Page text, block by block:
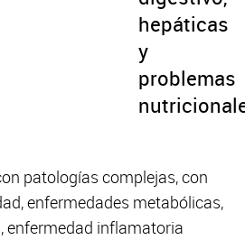
hepáticas
y
problemas
patologías complejas, con
enfermedades metabólicas,
enfermedad inflamatoria